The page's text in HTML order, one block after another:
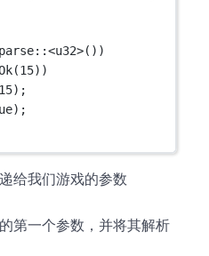
parse::<u32>())
(15))
15);
);
给我们游戏的参数
第一个参数，并将其解析